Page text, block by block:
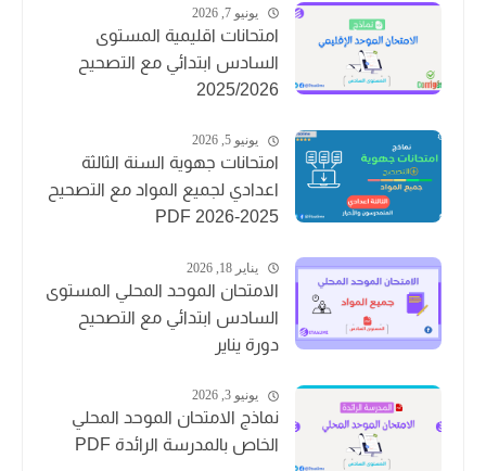
يونيو 7, 2026
امتحانات اقليمية المستوى
السادس ابتدائي مع التصحيح
2025/2026
يونيو 5, 2026
امتحانات جهوية السنة الثالثة
اعدادي لجميع المواد مع التصحيح
2025-2026 PDF
يناير 18, 2026
الامتحان الموحد المحلي المستوى
السادس ابتدائي مع التصحيح
دورة يناير
يونيو 3, 2026
نماذج الامتحان الموحد المحلي
الخاص بالمدرسة الرائدة PDF